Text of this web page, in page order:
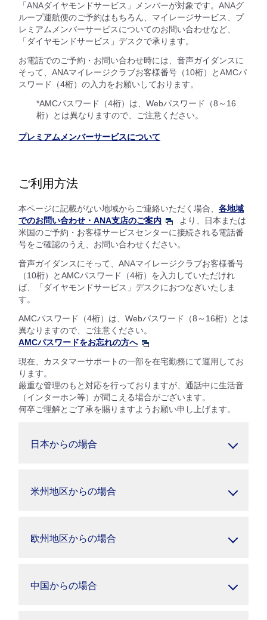
「ANAダイヤモンドサービス」メンバーが対象です。ANAグ
ループ運航便のご予約はもちろん、マイレージサービス、プ
レミアムメンバーサービスについてのお問い合わせなど、
「ダイヤモンドサービス」デスクで承ります。
お電話でのご予約・お問い合わせ時には、音声ガイダンスに
そって、ANAマイレージクラブお客様番号（10桁）とAMCパ
スワード（4桁）の入力をお願いしております。
*AMCパスワード（4桁）は、Webパスワード（8～16
桁）とは異なりますので、ご注意ください。
プレミアムメンバーサービスについて
ご利用方法
本ページに記載がない地域からご連絡いただく場合、 各地域
でのお問い合わせ・ANA支店のご案内
より、日本または
米国のご予約・お客様サービスセンターに接続される電話番
号をご確認のうえ、お問い合わせください。
音声ガイダンスにそって、ANAマイレージクラブお客様番号
（10桁）とAMCパスワード（4桁）を入力していただけれ
ば、「ダイヤモンドサービス」デスクにおつなぎいたしま
す。
AMCパスワード（4桁）は、Webパスワード（8～16桁）とは
異なりますので、ご注意ください。
AMCパスワードをお忘れの方へ
現在、カスタマーサポートの一部を在宅勤務にて運用してお
ります。
厳重な管理のもと対応を行っておりますが、通話中に生活音
（インターホン等）が聞こえる場合がございます。
何卒ご理解とご了承を賜りますようお願い申し上げます。
日本からの場合
米州地区からの場合
欧州地区からの場合
中国からの場合